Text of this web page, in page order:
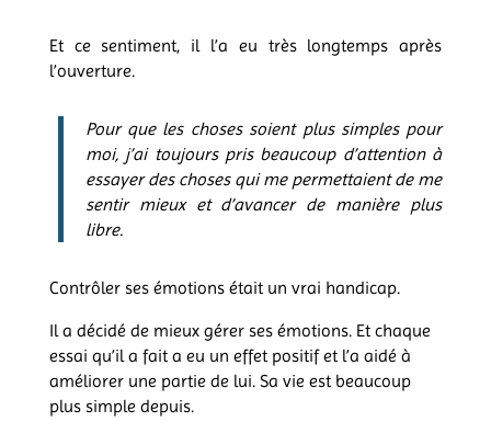
Et ce sentiment, il l’a eu très longtemps après
l’ouverture.
Pour que les choses soient plus simples pour
moi, j’ai toujours pris beaucoup d’attention à
essayer des choses qui me permettaient de me
sentir mieux et d’avancer de manière plus
libre.
Contrôler ses émotions était un vrai handicap.
Il a décidé de mieux gérer ses émotions. Et chaque
essai qu’il a fait a eu un effet positif et l’a aidé à
améliorer une partie de lui. Sa vie est beaucoup
plus simple depuis.